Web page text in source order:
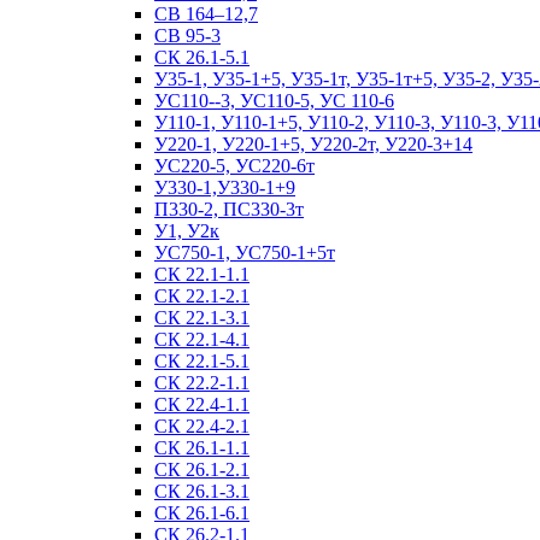
СВ 164–12,7
СВ 95-3
СК 26.1-5.1
У35-1, У35-1+5, У35-1т, У35-1т+5, У35-2,
УС110--3, УС110-5, УС 110-6
У110-1, У110-1+5, У110-2, У110-3, У110-3,
У220-1, У220-1+5, У220-2т, У220-3+14
УС220-5, УС220-6т
У330-1,У330-1+9
П330-2, ПС330-3т
У1, У2к
УС750-1, УС750-1+5т
СК 22.1-1.1
СК 22.1-2.1
СК 22.1-3.1
СК 22.1-4.1
СК 22.1-5.1
СК 22.2-1.1
СК 22.4-1.1
СК 22.4-2.1
СК 26.1-1.1
СК 26.1-2.1
СК 26.1-3.1
СК 26.1-6.1
СК 26.2-1.1